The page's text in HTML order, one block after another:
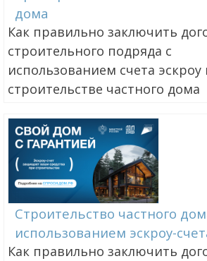
дома
Как правильно заключить
строительного подряда с
использованием счета эскроу
строительстве частного дома
Строительство частного
использованием эcкроу-
Как правильно заключить